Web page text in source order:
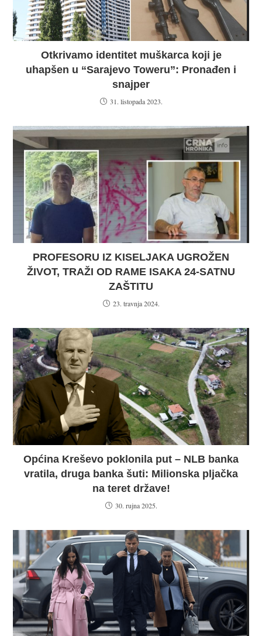
Otkrivamo identitet muškarca koji je
uhapšen u “Sarajevo Toweru”: Pronađen i
snajper
31. listopada 2023.
PROFESORU IZ KISELJAKA UGROŽEN
ŽIVOT, TRAŽI OD RAME ISAKA 24-SATNU
ZAŠTITU
23. travnja 2024.
Općina Kreševo poklonila put – NLB banka
vratila, druga banka šuti: Milionska pljačka
na teret države!
30. rujna 2025.